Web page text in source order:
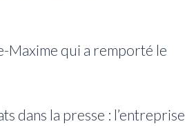
Maxime qui a remporté le
dans la presse : l’entreprise